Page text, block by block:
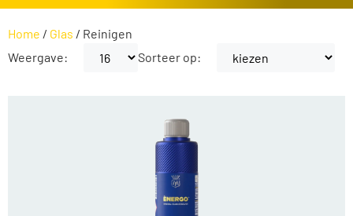
Home / Glas / Reinigen
Weergave:
Sorteer op: